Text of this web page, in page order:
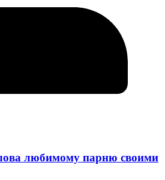
любимому парню своими